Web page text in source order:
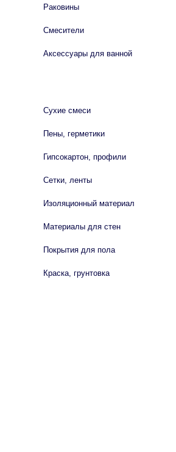
Раковины
Смесители
Аксессуары для ванной
Сухие смеси
Пены, герметики
Гипсокартон, профили
Сетки, ленты
Изоляционный материал
Материалы для стен
Покрытия для пола
Краска, грунтовка